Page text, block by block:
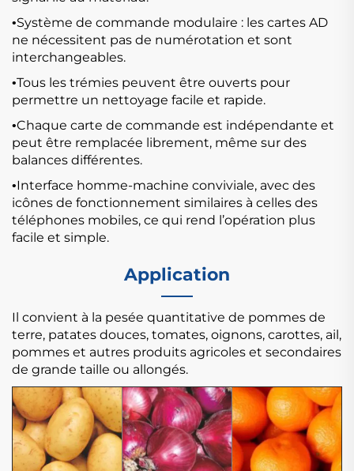
•Système de commande modulaire : les cartes AD
ne nécessitent pas de numérotation et sont
interchangeables.
•Tous les trémies peuvent être ouverts pour
permettre un nettoyage facile et rapide.
•Chaque carte de commande est indépendante et
peut être remplacée librement, même sur des
balances différentes.
•Interface homme-machine conviviale, avec des
icônes de fonctionnement similaires à celles des
téléphones mobiles, ce qui rend l’opération plus
facile et simple.
Application
Il convient à la pesée quantitative de pommes de
terre, patates douces, tomates, oignons, carottes, ail,
pommes et autres produits agricoles et secondaires
de grande taille ou allongés.